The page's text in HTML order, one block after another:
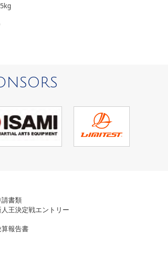
書類
人王決定戦エントリー
報告書